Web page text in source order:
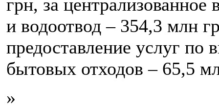
грн, за централизованное
и водоотвод – 354,3 млн
предоставление услуг по
бытовых отходов – 65,5
»